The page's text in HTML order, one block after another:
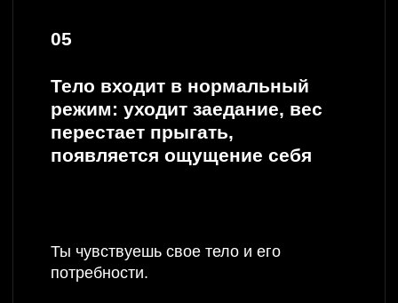
выбирать по-новому, строить отношения, в
ЧТО ТАКОЕПСИХО-